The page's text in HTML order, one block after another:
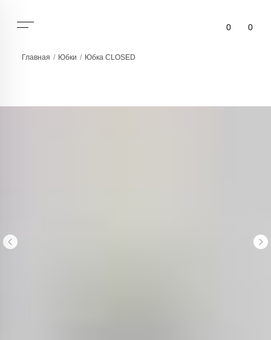
Главная / Юбки / Юбка CLOSED